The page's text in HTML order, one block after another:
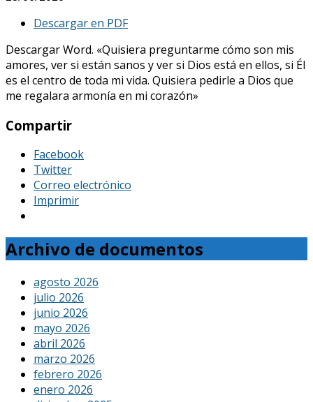
Descargar en PDF
Descargar Word. «Quisiera preguntarme cómo son mis
amores, ver si están sanos y ver si Dios está en ellos, si Él
es el centro de toda mi vida. Quisiera pedirle a Dios que
me regalara armonía en mi corazón»
Compartir
Facebook
Twitter
Correo electrónico
Imprimir
Archivo de documentos
agosto 2026
julio 2026
junio 2026
mayo 2026
abril 2026
marzo 2026
febrero 2026
enero 2026